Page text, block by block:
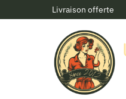
to
to
Livraison offerte